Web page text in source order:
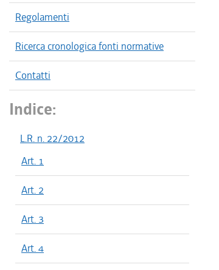
Regolamenti
Ricerca cronologica fonti normative
Contatti
Indice:
L.R. n. 22/2012
Art. 1
Art. 2
Art. 3
Art. 4